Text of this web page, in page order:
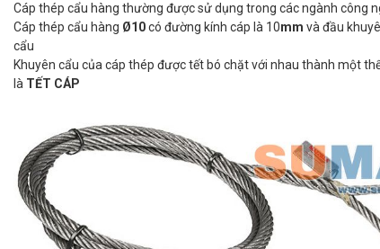
Cáp thép cẩu hàng thường được sử dụng trong các ngành công
Cáp thép cẩu hàng Ø10có đường kính cáp là 10mm và đầu
cẩu
Khuyên cẩu của cáp thép được tết bó chặt với nhau thành một
là TẾT CÁP